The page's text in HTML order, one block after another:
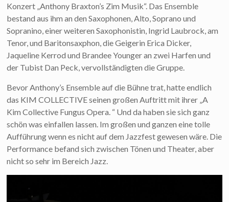
Konzert „Anthony Braxton’s Zim Musik“. Das Ensemble
bestand aus ihm an den Saxophonen, Alto, Soprano und
Sopranino, einer weiteren Saxophonistin, Ingrid Laubrock, am
Tenor, und Baritonsaxphon, die Geigerin Erica Dicker,
Jaqueline Kerrod und Brandee Younger an zwei Harfen und
der Tubist Dan Peck, vervollständigten die Gruppe.
Bevor Anthony’s Ensemble auf die Bühne trat, hatte endlich
das KIM COLLECTIVE seinen großen Auftritt mit ihrer „A
Kim Collective Fungus Opera. “ Und da haben sie sich ganz
schön was einfallen lassen. Im großen und ganzen eine tolle
Aufführung wenn es nicht auf dem Jazzfest gewesen wäre. Die
Performance befand sich zwischen Tönen und Theater, aber
nicht so sehr im Bereich Jazz.